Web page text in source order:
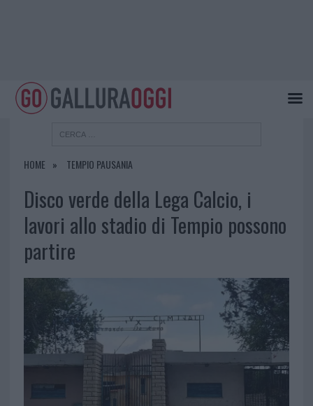
HOME TEMPIO PAUSANIA
Disco verde della Lega Calcio, i
lavori allo stadio di Tempio possono
partire